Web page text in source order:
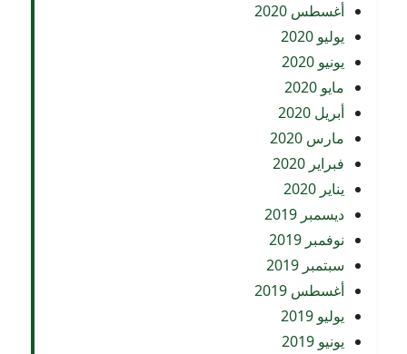
أغسطس 2020
يوليو 2020
يونيو 2020
مايو 2020
أبريل 2020
مارس 2020
فبراير 2020
يناير 2020
ديسمبر 2019
نوفمبر 2019
سبتمبر 2019
أغسطس 2019
يوليو 2019
يونيو 2019